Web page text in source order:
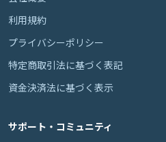
利用規約
プライバシーポリシー
特定商取引法に基づく表記
資金決済法に基づく表示
サポート・コミュニティ